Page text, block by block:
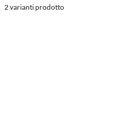
2 varianti prodotto